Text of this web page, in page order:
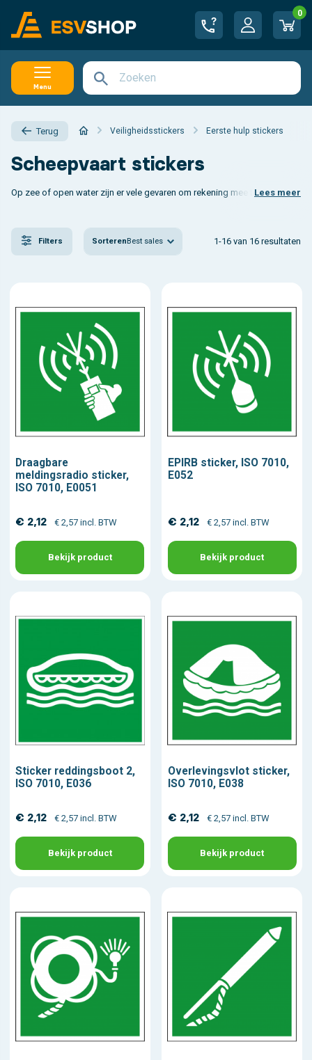
0
Menu
Terug Veiligheidsstickers Eerste hulp stickers
Scheepvaart stickers
Op zee of open water zijn er vele gevaren om rekening mee te houden.
Lees meer
Filters Sorteren Best sales 1-16 van 16 resultaten
Draagbare
meldingsradio sticker,
ISO 7010, E0051
€ 2,12 € 2,57 incl. BTW
Bekijk product
EPIRB sticker, ISO 7010,
E052
€ 2,12 € 2,57 incl. BTW
Bekijk product
Sticker reddingsboot 2,
ISO 7010, E036
€ 2,12 € 2,57 incl. BTW
Bekijk product
Overlevingsvlot sticker,
ISO 7010, E038
€ 2,12 € 2,57 incl. BTW
Bekijk product